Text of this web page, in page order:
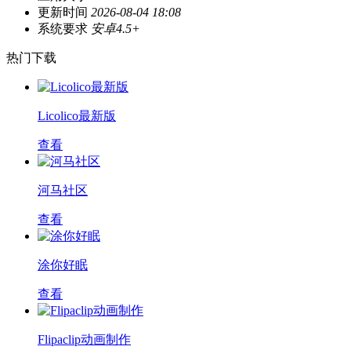
更新时间 2026-08-04 18:08
系统要求 安卓4.5+
热门下载
Licolico最新版
查看
河马社区
查看
涂你好眠
查看
Flipaclip动画制作